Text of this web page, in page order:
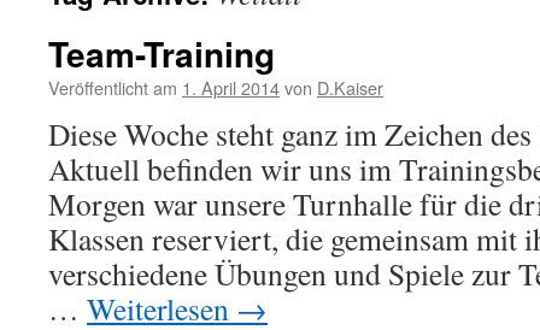
Team-Training
Veröffentlicht am 1. April 2014von D.Kaiser
Diese Woche steht ganz im Zeichen
Aktuell befinden wir uns im
Morgen war unsere Turnhalle für die
Klassen reserviert, die gemeinsam mit
verschiedene Übungen und Spiele zur
… Weiterlesen →